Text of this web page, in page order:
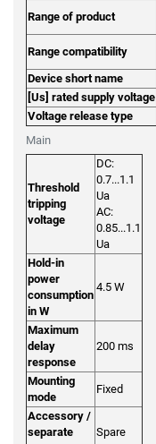
Main
Range of product
Range compatibility
Device short name
[Us] rated supply voltage
Voltage release type
Threshold
tripping
voltage
DC:
0.7...1.1
Ua
AC:
0.85...1.1
Ua
Hold-in
power
consumption
in W
4.5 W
Maximum
delay
response
200 ms
Mounting
mode
Fixed
Accessory /
separate
Spare